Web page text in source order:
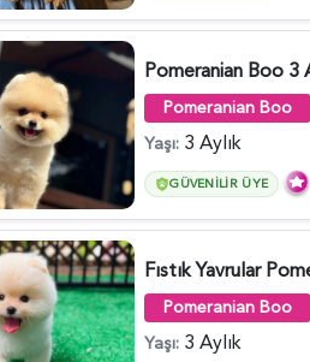
Pomeranian Boo
Yaşı: 3 Aylık
GÜVENILIR ÜYE
Pomeranian Boo
Yaşı: 3 Aylık